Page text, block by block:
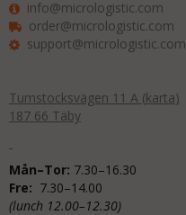
info@micrologistic.com
order@micrologistic.com
support@micrologistic.com
Tumstocksvägen 11 A (karta)
187 66 Täby
Mån–Tor: 7.30–16.30
Fre: 7.30–14.00
(lunch 12.00–12.30)